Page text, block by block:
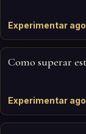
Experimentar
Como superar
Experimentar